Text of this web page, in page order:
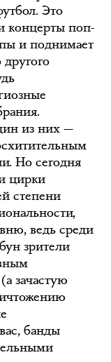
Это
концерты поп-
и поднимает
из них —
Но сегодня
цирки
степени
ведь среди
зрители
зачастую
банды